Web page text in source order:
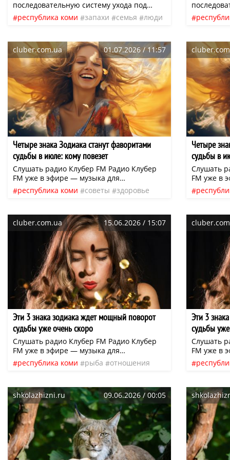
последовательную систему ухода под
конкретную задачу. Например, пасту для
укрепления эмали можно дополнить
ополаскивателем, а при повышенной
чувствительности — подобрать пасту,
мягкую щётку и жидкость для ирригатора
соответствующего назначения. При этом
специализированные средства
необходимо использовать с учётом
инструкции.
республика коми запахи семья
люди
мягкую
cluber.com.ua 01.07.2026 / 11:57
Четыре знака Зодиака станут фаворитами
судьбы в июле: кому повезет
Слушать радио Клубер FM Радио Клубер
FM уже в эфире — музыка для
вдохновения, отдыха и повседневных дел.
Слушайте онлайн или в приложении:
республика коми советы
здоровье
Четыре
судьбы в
Слушать
FM уже в
Слушайте
cluber.com.ua 15.06.2026 / 15:07
Эти 3 знака зодиака ждет мощный поворот
судьбы уже очень скоро
Слушать радио Клубер FM Радио Клубер
FM уже в эфире — музыка для
вдохновения, отдыха и повседневных дел.
Слушайте онлайн или в приложении:
республика коми рыба
отношения
Эти 3
судьбы
Слушать
FM уже в
Слушайте
shkolazhizni.ru
09.06.2026 / 00:05